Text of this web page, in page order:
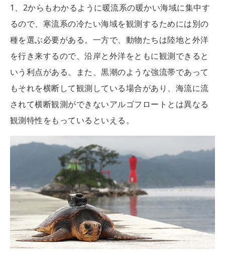
1、2からもわかるように暖流系の暖かい海域に集中す
るので、寒流系の冷たい海域を観測するためには別の
種を選ぶ必要がある。一方で、動物たちは陸地と外洋
を行き来するので、沿岸と外洋をともに観測できると
いう利点がある。また、黒潮のような強流帯であって
もそれを横断して観測している場合があり、海流に流
されて横断観測ができないアルゴフロートとは異なる
観測特性をもっているといえる。